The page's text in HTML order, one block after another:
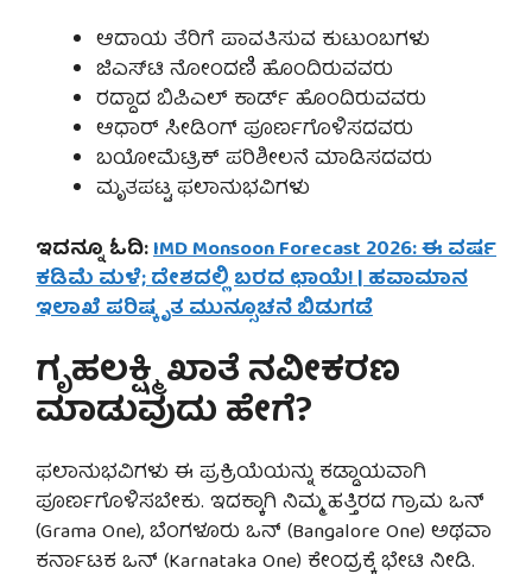
ಆದಾಯ ತೆರಿಗೆ ಪಾವತಿಸುವ ಕುಟುಂಬಗಳು
ಜಿಎಸ್‌ಟಿ ನೋಂದಣಿ ಹೊಂದಿರುವವರು
ರದ್ದಾದ ಬಿಪಿಎಲ್ ಕಾರ್ಡ್ ಹೊಂದಿರುವವರು
ಆಧಾರ್ ಸೀಡಿಂಗ್ ಪೂರ್ಣಗೊಳಿಸದವರು
ಬಯೋಮೆಟ್ರಿಕ್ ಪರಿಶೀಲನೆ ಮಾಡಿಸದವರು
ಮೃತಪಟ್ಟ ಫಲಾನುಭವಿಗಳು
ಇದನ್ನೂ ಓದಿ:IMD Monsoon Forecast 2026: ಈ ವರ್ಷ
ಕಡಿಮೆ ಮಳೆ; ದೇಶದಲ್ಲಿ ಬರದ ಛಾಯೆ! | ಹವಾಮಾನ
ಇಲಾಖೆ ಪರಿಷ್ಕೃತ ಮುನ್ಸೂಚನೆ ಬಿಡುಗಡೆ
ಗೃಹಲಕ್ಷ್ಮಿ ಖಾತೆ ನವೀಕರಣ
ಮಾಡುವುದು ಹೇಗೆ?
ಫಲಾನುಭವಿಗಳು ಈ ಪ್ರಕ್ರಿಯೆಯನ್ನು ಕಡ್ಡಾಯವಾಗಿ
ಪೂರ್ಣಗೊಳಿಸಬೇಕು. ಇದಕ್ಕಾಗಿ ನಿಮ್ಮ ಹತ್ತಿರದ ಗ್ರಾಮ ಒನ್
(Grama One), ಬೆಂಗಳೂರು ಒನ್ (Bangalore One) ಅಥವಾ
ಕರ್ನಾಟಕ ಒನ್ (Karnataka One) ಕೇಂದ್ರಕ್ಕೆ ಭೇಟಿ ನೀಡಿ.